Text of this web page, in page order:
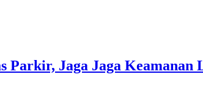
Parkir, Jaga Jaga Keamanan